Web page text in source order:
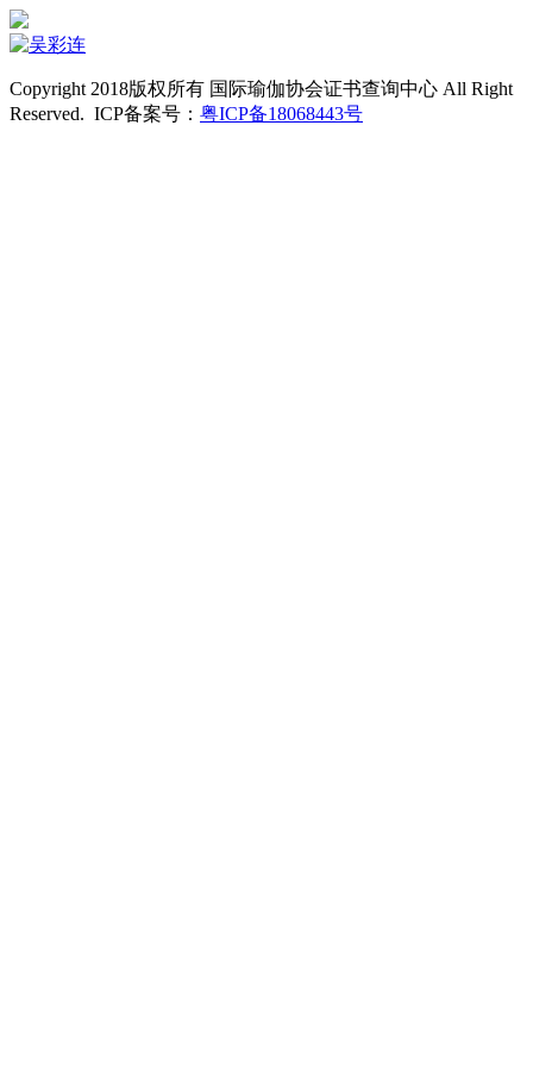
Copyright 2018版权所有 国际瑜伽协会证书查询中心 All Right
Reserved. ICP备案号： 粤ICP备18068443号